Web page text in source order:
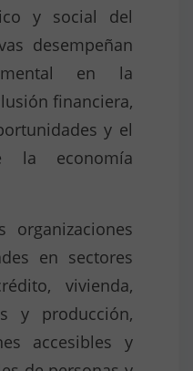
y social del
desempeñan
en la
financiera,
y el
la economía
organizaciones
en sectores
vivienda,
y producción,
accesibles y